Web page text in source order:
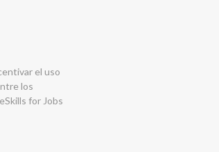
el uso
los
for Jobs